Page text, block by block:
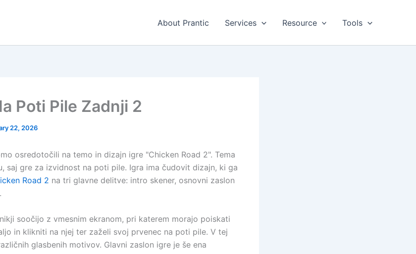
About Prantic Services Resource Tools
Poti Pile Zadnji 2
22, 2026
osredotočili na temo in dizajn igre "Chicken Road 2". Tema
saj gre za izvidnost na poti pile. Igra ima čudovit dizajn, ki ga
Road 2 na tri glavne delitve: intro skener, osnovni zaslon
soočijo z vmesnim ekranom, pri katerem morajo poiskati
in klikniti na njej ter zaželi svoj prvenec na poti pile. V tej
glasbenih motivov. Glavni zaslon igre je še ena